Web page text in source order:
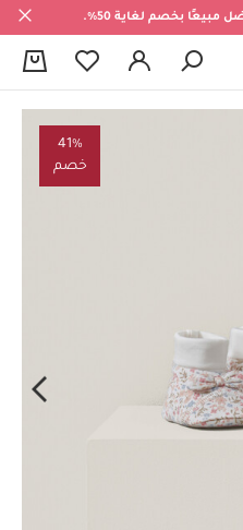
بخصم لغاية 50%.
41%
خصم